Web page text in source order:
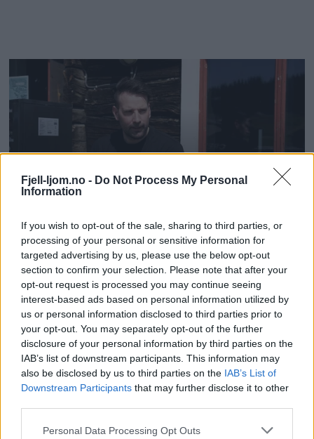
Fjell-ljom.no - Do Not Process My Personal
Information
If you wish to opt-out of the sale, sharing to third parties, or
processing of your personal or sensitive information for
targeted advertising by us, please use the below opt-out
section to confirm your selection. Please note that after your
opt-out request is processed you may continue seeing
interest-based ads based on personal information utilized by
us or personal information disclosed to third parties prior to
your opt-out. You may separately opt-out of the further
disclosure of your personal information by third parties on the
IAB’s list of downstream participants. This information may
also be disclosed by us to third parties on the IAB’s List of
Downstream Participants that may further disclose it to other
Personal Data Processing Opt Outs